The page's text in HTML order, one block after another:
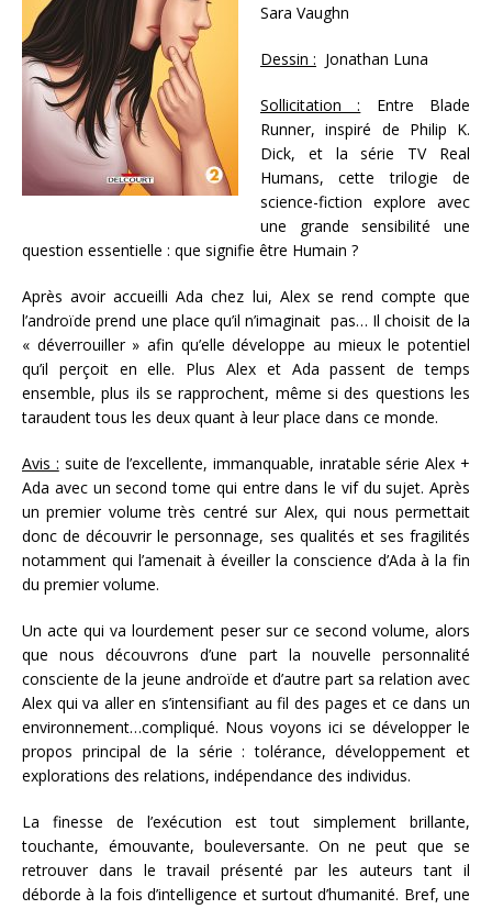
Sara Vaughn
Dessin : Jonathan Luna
Sollicitation : Entre Blade
Runner, inspiré de Philip K.
Dick, et la série TV Real
Humans, cette trilogie de
science-fiction explore avec
une grande sensibilité une
question essentielle : que signifie être Humain ?
Après avoir accueilli Ada chez lui, Alex se rend compte que
l’androïde prend une place qu’il n’imaginait pas… Il choisit de la
« déverrouiller » afin qu’elle développe au mieux le potentiel
qu’il perçoit en elle. Plus Alex et Ada passent de temps
ensemble, plus ils se rapprochent, même si des questions les
taraudent tous les deux quant à leur place dans ce monde.
Avis : suite de l’excellente, immanquable, inratable série Alex +
Ada avec un second tome qui entre dans le vif du sujet. Après
un premier volume très centré sur Alex, qui nous permettait
donc de découvrir le personnage, ses qualités et ses fragilités
notamment qui l’amenait à éveiller la conscience d’Ada à la fin
du premier volume.
Un acte qui va lourdement peser sur ce second volume, alors
que nous découvrons d’une part la nouvelle personnalité
consciente de la jeune androïde et d’autre part sa relation avec
Alex qui va aller en s’intensifiant au fil des pages et ce dans un
environnement…compliqué. Nous voyons ici se développer le
propos principal de la série : tolérance, développement et
explorations des relations, indépendance des individus.
La finesse de l’exécution est tout simplement brillante,
touchante, émouvante, bouleversante. On ne peut que se
retrouver dans le travail présenté par les auteurs tant il
déborde à la fois d’intelligence et surtout d’humanité. Bref, une